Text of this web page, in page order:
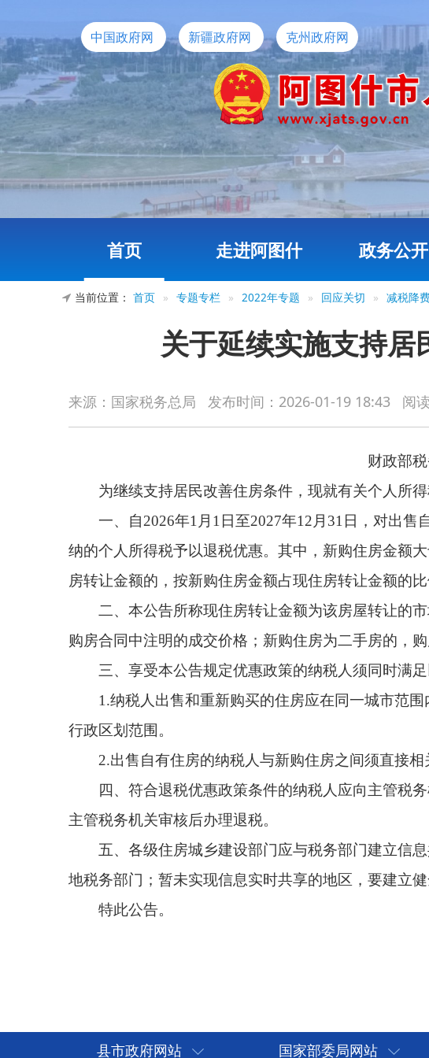
中国政府网 新疆政府网 克州政府网
首页 走进阿图什 政务公开
当前位置： 首页 » 专题专栏 » 2022年专题 » 回应关切 » 减税降
关于延续实施支持
来源：国家税务总局 发布时间： 2026-01-19 18:43 阅
为继续支持居民改善住房条件，现就有关个人所得税政策公告
纳的个人所得税予以退税优惠。其中，新购住房金额大于或等于
房转让金额的，按新购住房金额占现住房转让金额的比例退还出售
三、享受本公告规定优惠政策的纳税人须同时满足以下条件：
1.纳税人出售和重新购买的住房应在同一城市范围内。同一城
行政区划范围。
2.出售自有住房的纳税人与新购住房之间须直接相关，应为新
五、各级住房城乡建设部门应与税务部门建立信息共享机制
地税务部门；暂未实现信息实时共享的地区，要建立健全工作机
特此公告。
县市政府网站 国家部委局网站